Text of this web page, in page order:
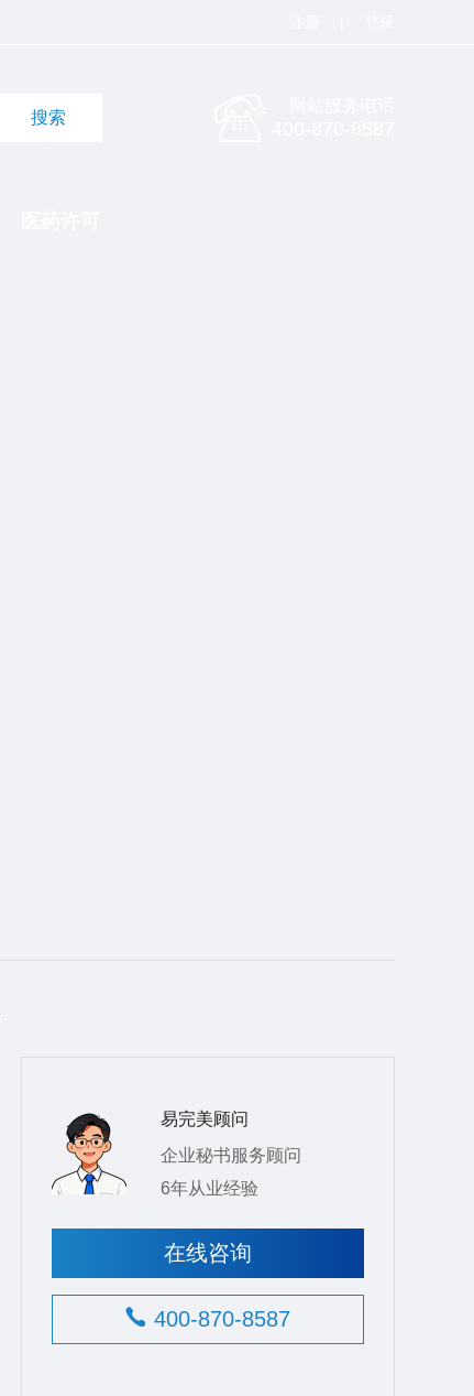
易完美顾问
企业秘书服务顾问
6年从业经验
在线咨询
400-870-8587